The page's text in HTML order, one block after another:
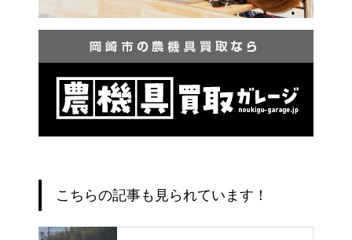
こちらの記事も見られています！